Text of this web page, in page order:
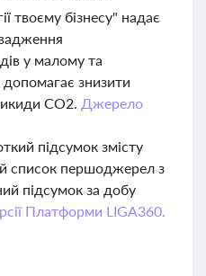
твоєму бізнесу" надає
у малому та
знизити
СО2. Джерело
підсумок змісту
список першоджерел з
підсумок за добу
Платформи LIGA360.